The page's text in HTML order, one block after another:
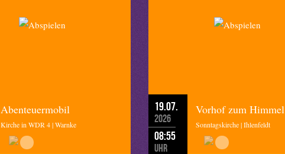
Abenteuermobil
Kirche in WDR 4 | Warnke
19.07.
2026
08:55
Uhr
Vorhof zum Himmel
Sonntagskirche | Ihlenfeldt